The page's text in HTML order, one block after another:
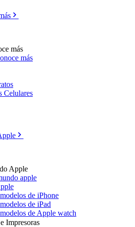
más
más
Celulares
Apple
apple
de iPhone
de iPad
de Apple watch
Impresoras